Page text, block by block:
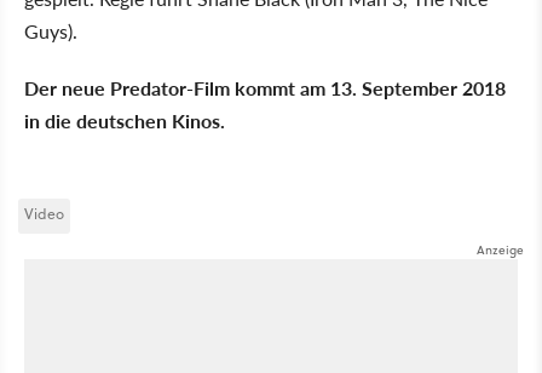
Guys).
Der neue Predator-Film kommt am 13. September 2018
in die deutschen Kinos.
Video